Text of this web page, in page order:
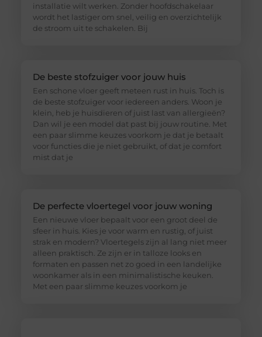
installatie wilt werken. Zonder hoofdschakelaar
wordt het lastiger om snel, veilig en overzichtelijk
de stroom uit te schakelen. Bij
De beste stofzuiger voor jouw huis
Een schone vloer geeft meteen rust in huis. Toch is
de beste stofzuiger voor iedereen anders. Woon je
klein, heb je huisdieren of juist last van allergieën?
Dan wil je een model dat past bij jouw routine. Met
een paar slimme keuzes voorkom je dat je betaalt
voor functies die je niet gebruikt, of dat je comfort
mist dat je
De perfecte vloertegel voor jouw woning
Een nieuwe vloer bepaalt voor een groot deel de
sfeer in huis. Kies je voor warm en rustig, of juist
strak en modern? Vloertegels zijn al lang niet meer
alleen praktisch. Ze zijn er in talloze looks en
formaten en passen net zo goed in een landelijke
woonkamer als in een minimalistische keuken.
Met een paar slimme keuzes voorkom je